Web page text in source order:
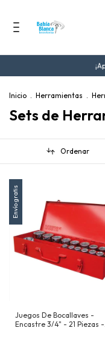
Inicio . Herramientas .
Sets de
Ordenar
Envío gratis
Juegos De Bocallaves -
Encastre 3/4" - 21 Piezas -